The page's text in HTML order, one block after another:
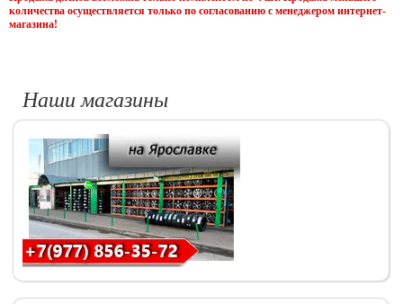
количества осуществляется только по согласованию с менеджером интернет-
магазина!
Наши магазины